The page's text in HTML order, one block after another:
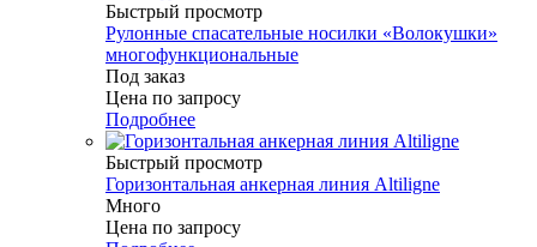
Быстрый просмотр
Рулонные спасательные носилки «Волокушки»
многофункциональные
Под заказ
Цена по запросу
Подробнее
Быстрый просмотр
Горизонтальная анкерная линия Altiligne
Много
Цена по запросу